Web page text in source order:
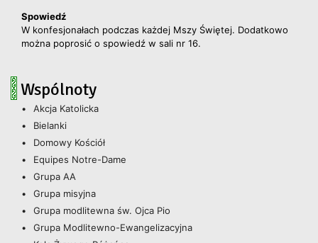
Spowiedź
W konfesjonałach podczas każdej Mszy Świętej. Dodatkowo
można poprosić o spowiedź w sali nr 16.
Wspólnoty
Akcja Katolicka
Bielanki
Domowy Kościół
Equipes Notre-Dame
Grupa AA
Grupa misyjna
Grupa modlitewna św. Ojca Pio
Grupa Modlitewno-Ewangelizacyjna